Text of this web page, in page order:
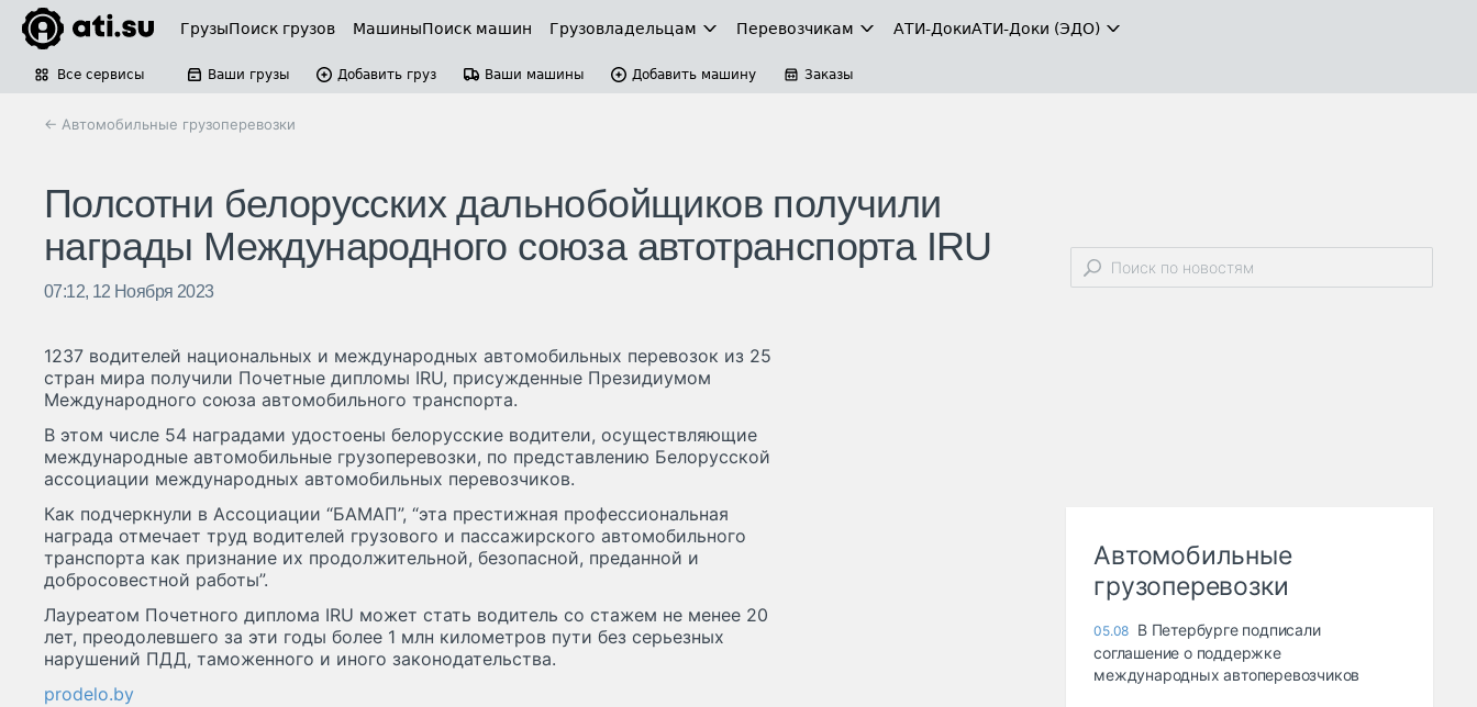
ГрузыПоиск грузов МашиныПоиск машин Грузовладельцам Перевозчикам АТИ-ДокиАТИ-Доки (ЭДО)
Все сервисы Ваши грузы Добавить груз Ваши машины Добавить машину Заказы
← Автомобильные грузоперевозки
Полсотни белорусских дальнобойщиков получили
награды Международного союза автотранспорта IRU
07:12, 12 Ноября 2023
1237 водителей национальных и международных автомобильных перевозок из 25
стран мира получили Почетные дипломы IRU, присужденные Президиумом
Международного союза автомобильного транспорта.
В этом числе 54 наградами удостоены белорусские водители, осуществляющие
международные автомобильные грузоперевозки, по представлению Белорусской
ассоциации международных автомобильных перевозчиков.
Как подчеркнули в Ассоциации “БАМАП”, “эта престижная профессиональная
награда отмечает труд водителей грузового и пассажирского автомобильного
транспорта как признание их продолжительной, безопасной, преданной и
добросовестной работы”.
Лауреатом Почетного диплома IRU может стать водитель со стажем не менее 20
лет, преодолевшего за эти годы более 1 млн километров пути без серьезных
нарушений ПДД, таможенного и иного законодательства.
prodelo.by
Автомобильные
грузоперевозки
05.08 В Петербурге подписали
соглашение о поддержке
международных автоперевозчиков